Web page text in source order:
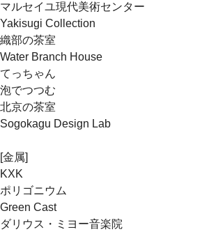
マルセイユ現代美術センター
Yakisugi Collection
織部の茶室
Water Branch House
てっちゃん
泡でつつむ
北京の茶室
Sogokagu Design Lab
[金属]
KXK
ポリゴニウム
Green Cast
ダリウス・ミヨー音楽院